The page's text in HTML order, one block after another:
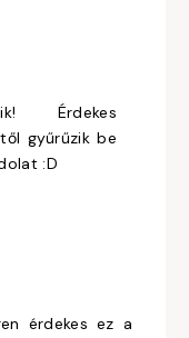
Érdekes
gyűrűzik be
:D
érdekes ez a